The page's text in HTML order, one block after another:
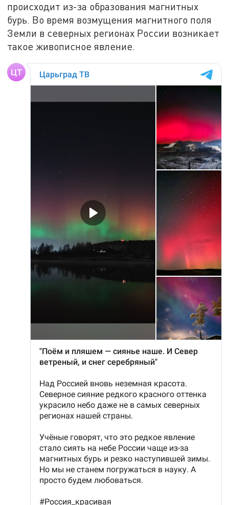
происходит из-за образования магнитных
бурь. Во время возмущения магнитного поля
Земли в северных регионах России возникает
такое живописное явление.